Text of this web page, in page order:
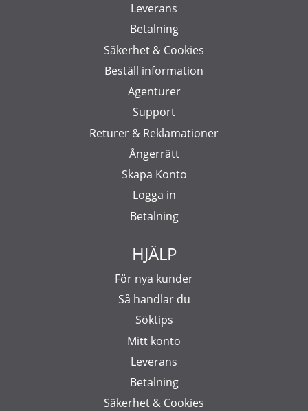
Leverans
Betalning
Säkerhet & Cookies
Beställ information
Agenturer
Support
Returer & Reklamationer
Ångerrätt
Skapa Konto
Logga in
Betalning
HJÄLP
För nya kunder
Så handlar du
Söktips
Mitt konto
Leverans
Betalning
Säkerhet & Cookies